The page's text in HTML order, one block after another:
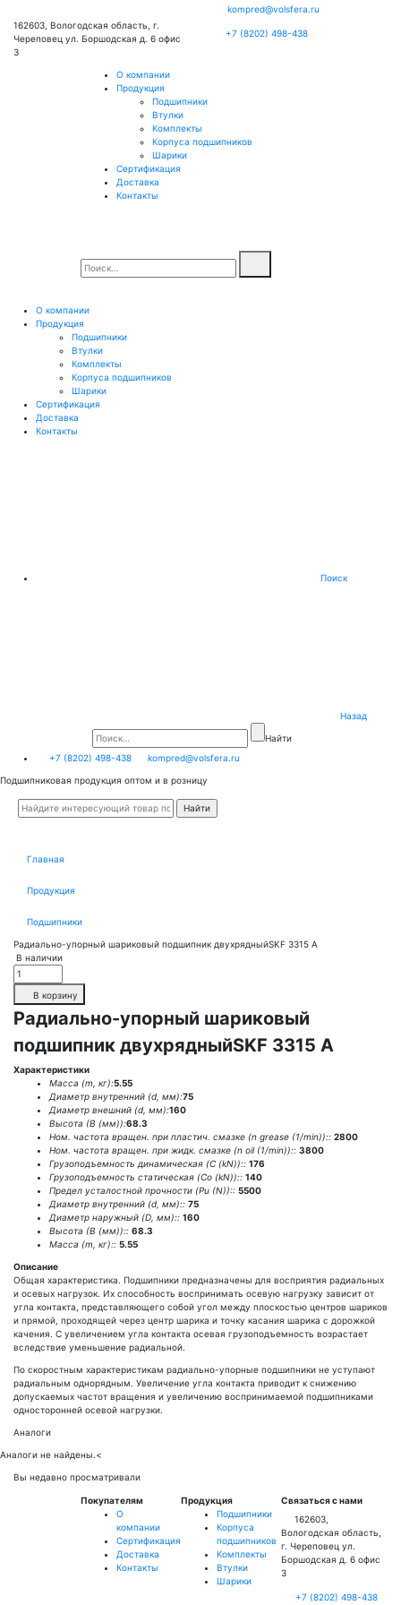
162603, Вологодская область, г.
Череповец ул. Боршодская д. 6 офис
3
kompred@volsfera.ru
+7 (8202) 498-438
О компании
Продукция
Подшипники
Втулки
Комплекты
Корпуса подшипников
Шарики
Сертификация
Доставка
Контакты
О компании
Продукция
Подшипники
Втулки
Комплекты
Корпуса подшипников
Шарики
Сертификация
Доставка
Контакты
Поиск
Назад
Найти
+7 (8202) 498-438
kompred@volsfera.ru
Подшипниковая продукция оптом и в розницу
Главная
Продукция
Подшипники
Радиально-упорный шариковый подшипник двухрядныйSKF 3315 A
В наличии
В корзину
Радиально-упорный шариковый
подшипник двухрядныйSKF 3315 A
Характеристики
Масса (m, кг):5.55
Диаметр внутренний (d, мм):75
Диаметр внешний (d, мм):160
Высота (В (мм)):68.3
Ном. частота вращен. при пластич. смазке (n grease (1/min)):: 2800
Ном. частота вращен. при жидк. смазке (n oil (1/min)):: 3800
Грузоподъемность динамическая (C (kN)):: 176
Грузоподъемность статическая (Co (kN)):: 140
Предел усталостной прочности (Pu (N)):: 5500
Диаметр внутренний (d, мм):: 75
Диаметр наружный (D, мм):: 160
Высота (В (мм)):: 68.3
Масса (m, кг):: 5.55
Описание
Общая характеристика. Подшипники предназначены для восприятия радиальных
и осевых нагрузок. Их способность воспринимать осевую нагрузку зависит от
угла контакта, представляющего собой угол между плоскостью центров шариков
и прямой, проходящей через центр шарика и точку касания шарика с дорожкой
качения. С увеличением угла контакта осевая грузоподъемность возрастает
вследствие уменьшение радиальной.
По скоростным характеристикам радиально-упорные подшипники не уступают
радиальным однорядным. Увеличение угла контакта приводит к снижению
допускаемых частот вращения и увеличению воспринимаемой подшипниками
односторонней осевой нагрузки.
Аналоги
Аналоги не найдены.<
Вы недавно просматривали
Покупателям
О
компании
Сертификация
Доставка
Контакты
Продукция
Подшипники
Корпуса
подшипников
Комплекты
Втулки
Шарики
Связаться с нами
162603,
Вологодская область,
г. Череповец ул.
Боршодская д. 6 офис
3
+7 (8202) 498-438